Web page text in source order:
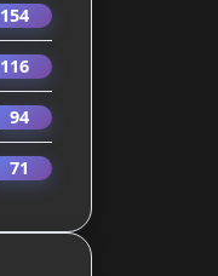
154
116
94
71